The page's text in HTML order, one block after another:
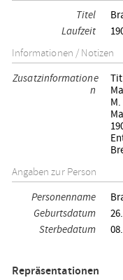
Titel
Laufzeit
Informationen / Notizen
Zusatzinformatione
n
Angaben zur Person
Personenname
Geburtsdatum
Sterbedatum
Repräsentationen